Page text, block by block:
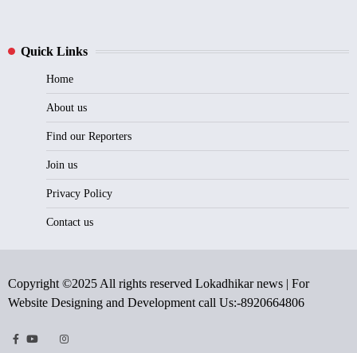
Quick Links
Home
About us
Find our Reporters
Join us
Privacy Policy
Contact us
Copyright ©2025 All rights reserved Lokadhikar news | For
Website Designing and Development call Us:-8920664806
Facebook
Youtube
TwitterInstragram